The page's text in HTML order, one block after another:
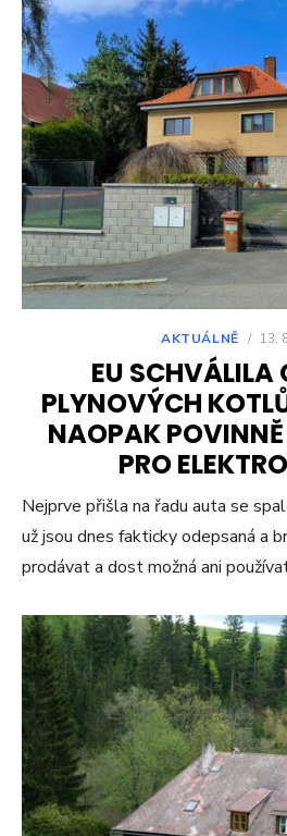
AKTUÁLNĚ / 13.
EU SCHVÁLILA
PLYNOVÝCH
NAOPAK
PRO
Nejprve přišla na řadu auta se
už jsou dnes fakticky odepsaná a
prodávat a dost možná ani